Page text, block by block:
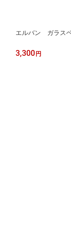
エルバン ガラス
3,300 円